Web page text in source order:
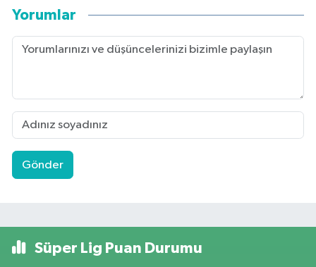
Yorumlar
Gönder
Süper Lig Puan Durumu